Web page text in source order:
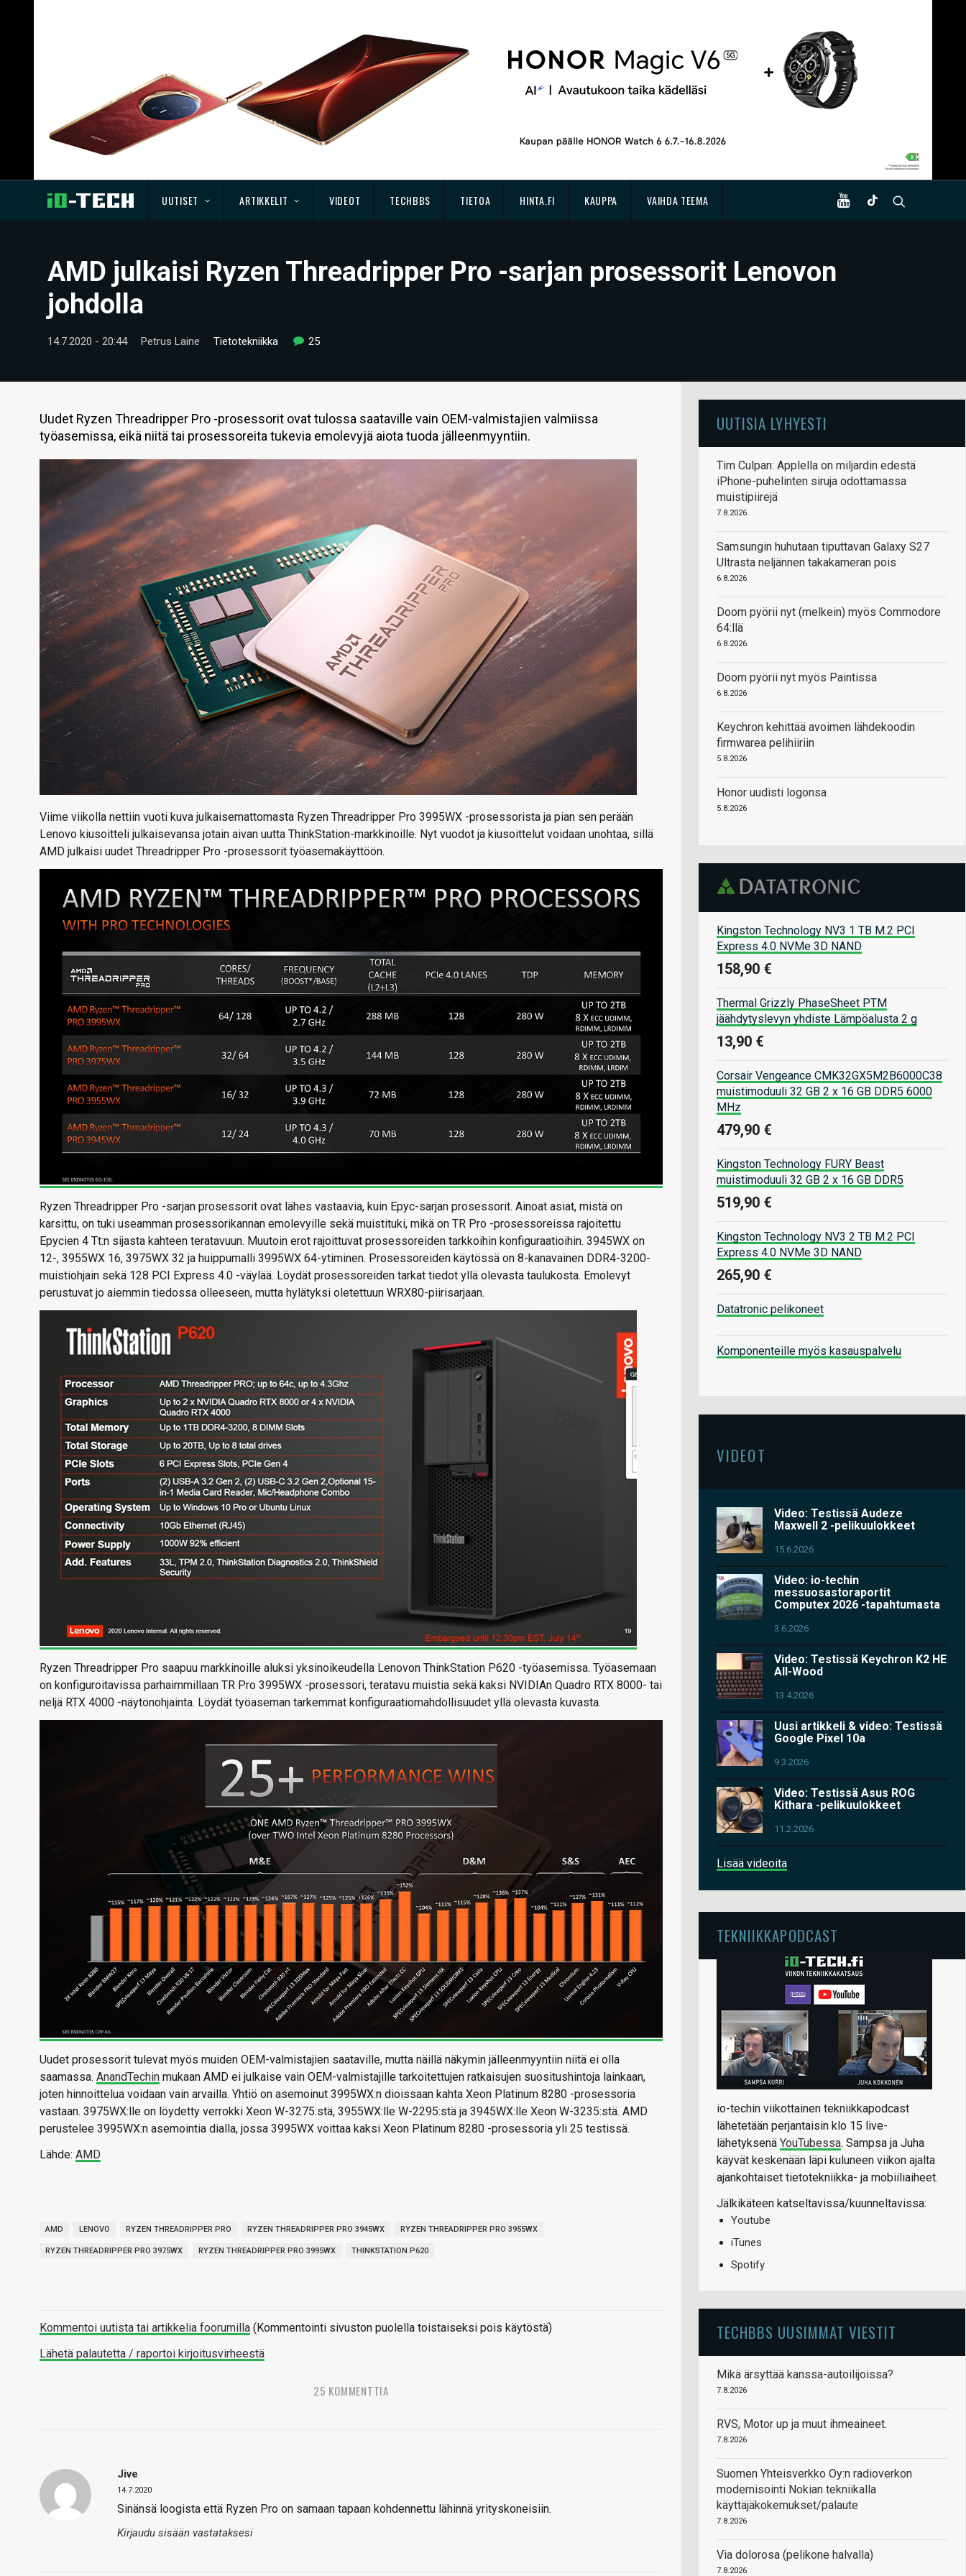
UUTISET ARTIKKELIT VIDEOT TECHBBS TIETOA HINTA.FI KAUPPA VAIHDA TEEMA
AMD julkaisi Ryzen Threadripper Pro -sarjan prosessorit Lenovon
johdolla
14.7.2020 - 20:44 Petrus Laine Tietotekniikka 25
Uudet Ryzen Threadripper Pro -prosessorit ovat tulossa saataville vain OEM-valmistajien valmiissa
työasemissa, eikä niitä tai prosessoreita tukevia emolevyjä aiota tuoda jälleenmyyntiin.
Viime viikolla nettiin vuoti kuva julkaisemattomasta Ryzen Threadripper Pro 3995WX -prosessorista ja pian sen perään
Lenovo kiusoitteli julkaisevansa jotain aivan uutta ThinkStation-markkinoille. Nyt vuodot ja kiusoittelut voidaan unohtaa, sillä
AMD julkaisi uudet Threadripper Pro -prosessorit työasemakäyttöön.
Ryzen Threadripper Pro -sarjan prosessorit ovat lähes vastaavia, kuin Epyc-sarjan prosessorit. Ainoat asiat, mistä on
karsittu, on tuki useamman prosessorikannan emolevyille sekä muistituki, mikä on TR Pro -prosessoreissa rajoitettu
Epycien 4 Tt:n sijasta kahteen teratavuun. Muutoin erot rajoittuvat prosessoreiden tarkkoihin konfiguraatioihin. 3945WX on
12-, 3955WX 16, 3975WX 32 ja huippumalli 3995WX 64-ytiminen. Prosessoreiden käytössä on 8-kanavainen DDR4-3200-
muistiohjain sekä 128 PCI Express 4.0 -väylää. Löydät prosessoreiden tarkat tiedot yllä olevasta taulukosta. Emolevyt
perustuvat jo aiemmin tiedossa olleeseen, mutta hylätyksi oletettuun WRX80-piirisarjaan.
Ryzen Threadripper Pro saapuu markkinoille aluksi yksinoikeudella Lenovon ThinkStation P620 -työasemissa. Työasemaan
on konfiguroitavissa parhaimmillaan TR Pro 3995WX -prosessori, teratavu muistia sekä kaksi NVIDIAn Quadro RTX 8000- tai
neljä RTX 4000 -näytönohjainta. Löydät työaseman tarkemmat konfiguraatiomahdollisuudet yllä olevasta kuvasta.
Uudet prosessorit tulevat myös muiden OEM-valmistajien saataville, mutta näillä näkymin jälleenmyyntiin niitä ei olla
saamassa. AnandTechin mukaan AMD ei julkaise vain OEM-valmistajille tarkoitettujen ratkaisujen suositushintoja lainkaan,
joten hinnoittelua voidaan vain arvailla. Yhtiö on asemoinut 3995WX:n dioissaan kahta Xeon Platinum 8280 -prosessoria
vastaan. 3975WX:lle on löydetty verrokki Xeon W-3275:stä, 3955WX:lle W-2295:stä ja 3945WX:lle Xeon W-3235:stä. AMD
perustelee 3995WX:n asemointia dialla, jossa 3995WX voittaa kaksi Xeon Platinum 8280 -prosessoria yli 25 testissä.
Lähde: AMD
AMD LENOVO RYZEN THREADRIPPER PRO RYZEN THREADRIPPER PRO 3945WX RYZEN THREADRIPPER PRO 3955WX
RYZEN THREADRIPPER PRO 3975WX RYZEN THREADRIPPER PRO 3995WX THINKSTATION P620
Kommentoi uutista tai artikkelia foorumilla (Kommentointi sivuston puolella toistaiseksi pois käytöstä)
Lähetä palautetta / raportoi kirjoitusvirheestä
25 KOMMENTTIA
Jive
14.7.2020
Sinänsä loogista että Ryzen Pro on samaan tapaan kohdennettu lähinnä yrityskoneisiin.
Kirjaudu sisään vastataksesi
UUTISIA LYHYESTI
Tim Culpan: Applella on miljardin edestä
iPhone-puhelinten siruja odottamassa
muistipiirejä
7.8.2026
Samsungin huhutaan tiputtavan Galaxy S27
Ultrasta neljännen takakameran pois
6.8.2026
Doom pyörii nyt (melkein) myös Commodore
64:llä
6.8.2026
Doom pyörii nyt myös Paintissa
6.8.2026
Keychron kehittää avoimen lähdekoodin
firmwarea pelihiiriin
5.8.2026
Honor uudisti logonsa
5.8.2026
Kingston Technology NV3 1 TB M.2 PCI
Express 4.0 NVMe 3D NAND
158,90 €
Thermal Grizzly PhaseSheet PTM
jäähdytyslevyn yhdiste Lämpöalusta 2 g
13,90 €
Corsair Vengeance CMK32GX5M2B6000C38
muistimoduuli 32 GB 2 x 16 GB DDR5 6000
MHz
479,90 €
Kingston Technology FURY Beast
muistimoduuli 32 GB 2 x 16 GB DDR5
519,90 €
Kingston Technology NV3 2 TB M.2 PCI
Express 4.0 NVMe 3D NAND
265,90 €
Datatronic pelikoneet
Komponenteille myös kasauspalvelu
VIDEOT
Video: Testissä Audeze
Maxwell 2 -pelikuulokkeet
15.6.2026
Video: io-techin
messuosastoraportit
Computex 2026 -tapahtumasta
3.6.2026
Video: Testissä Keychron K2 HE
All-Wood
13.4.2026
Uusi artikkeli & video: Testissä
Google Pixel 10a
9.3.2026
Video: Testissä Asus ROG
Kithara -pelikuulokkeet
11.2.2026
Lisää videoita
TEKNIIKKAPODCAST
io-techin viikottainen tekniikkapodcast
lähetetään perjantaisin klo 15 live-
lähetyksenä YouTubessa. Sampsa ja Juha
käyvät keskenään läpi kuluneen viikon ajalta
ajankohtaiset tietotekniikka- ja mobiiliaiheet.
Jälkikäteen katseltavissa/kuunneltavissa:
Youtube
iTunes
Spotify
TECHBBS UUSIMMAT VIESTIT
Mikä ärsyttää kanssa-autoilijoissa?
7.8.2026
RVS, Motor up ja muut ihmeaineet.
7.8.2026
Suomen Yhteisverkko Oy:n radioverkon
modernisointi Nokian tekniikalla
käyttäjäkokemukset/palaute
7.8.2026
Via dolorosa (pelikone halvalla)
7.8.2026